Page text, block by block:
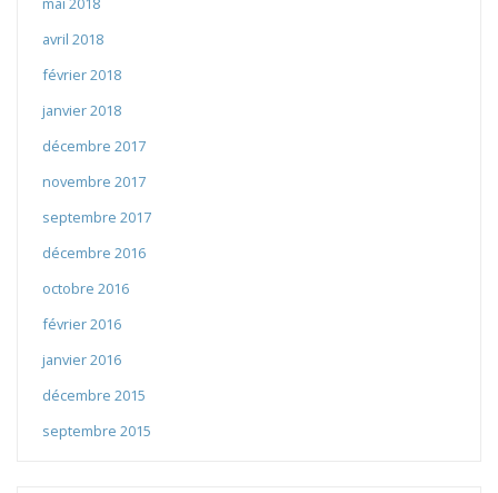
avril 2018
février 2018
janvier 2018
décembre 2017
novembre 2017
septembre 2017
décembre 2016
octobre 2016
février 2016
janvier 2016
décembre 2015
septembre 2015